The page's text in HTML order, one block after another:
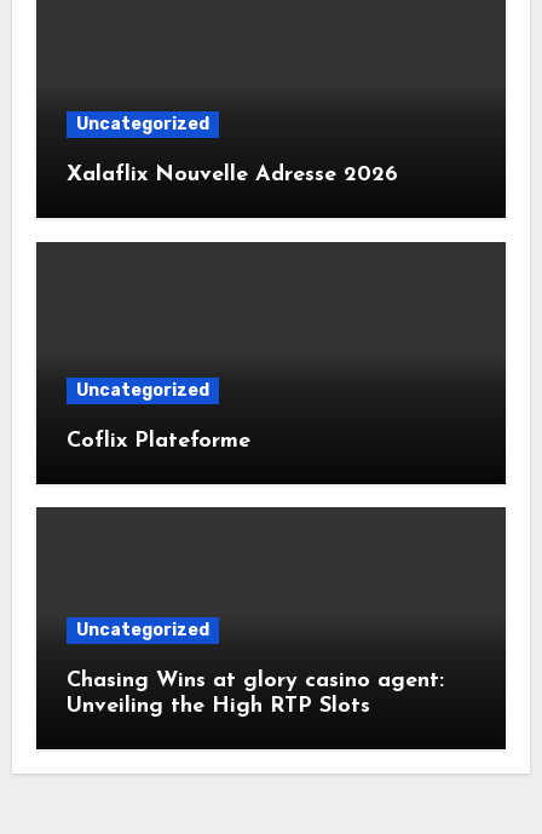
Uncategorized
Xalaflix Nouvelle Adresse 2026
Uncategorized
Coflix Plateforme
Uncategorized
Chasing Wins at glory casino agent:
Unveiling the High RTP Slots